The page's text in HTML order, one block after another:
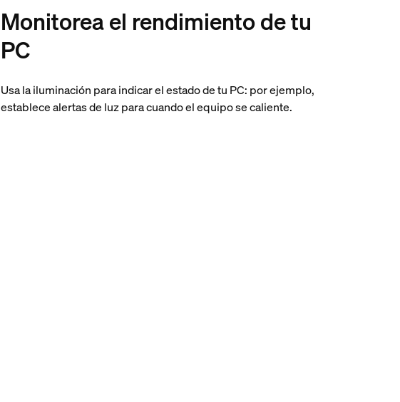
Monitorea el rendimiento de tu
PC
Usa la iluminación para indicar el estado de tu PC: por ejemplo,
establece alertas de luz para cuando el equipo se caliente.